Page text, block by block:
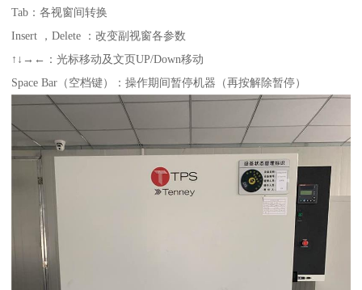
Tab：各视窗间转换
Insert ，Delete ：改变副视窗各参数
↑↓→←：光标移动及文页UP/Down移动
Space Bar（空档键）：操作期间暂停机器（再按解除暂停）